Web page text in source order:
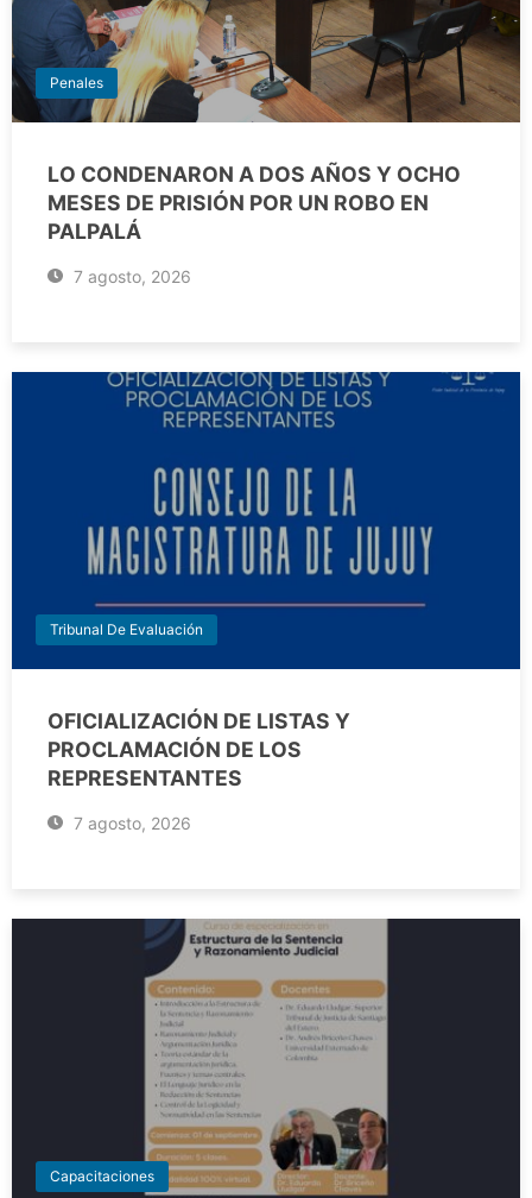
Penales
LO CONDENARON A DOS AÑOS Y OCHO
MESES DE PRISIÓN POR UN ROBO EN
PALPALÁ
7 agosto, 2026
Tribunal De Evaluación
OFICIALIZACIÓN DE LISTAS Y
PROCLAMACIÓN DE LOS
REPRESENTANTES
7 agosto, 2026
Capacitaciones